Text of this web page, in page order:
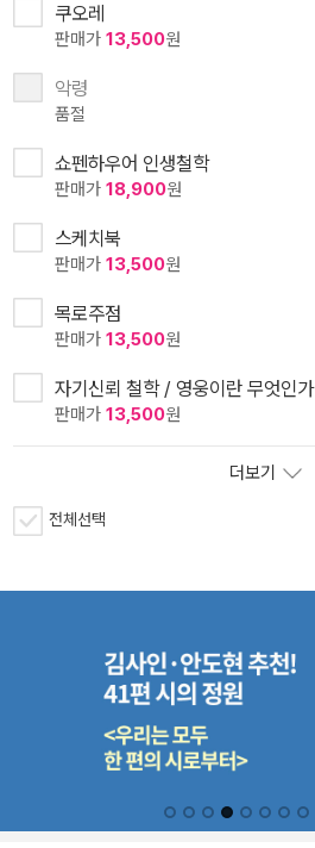
쿠오레
판매가 13,500원
악령
품절
쇼펜하우어 인생철학
판매가 18,900원
스케치북
판매가 13,500원
목로주점
판매가 13,500원
자기신뢰 철학 / 영웅이란 무엇인가
판매가 13,500원
더보기
전체선택